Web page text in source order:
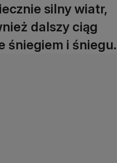
silny wiatr,
dalszy ciąg
śniegiem i śniegu.